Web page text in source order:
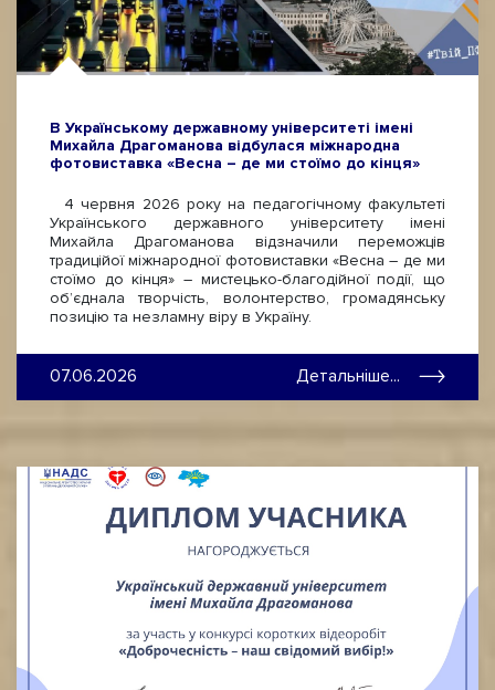
В Українському державному університеті імені
Михайла Драгоманова відбулася міжнародна
фотовиставка «Весна – де ми стоїмо до кінця»
4 червня 2026 року на педагогічному факультеті
Українського державного університету імені
Михайла Драгоманова відзначили переможців
традиційої міжнародної фотовиставки «Весна – де ми
стоїмо до кінця» – мистецько-благодійної події, що
об’єднала творчість, волонтерство, громадянську
позицію та незламну віру в Україну.
07.06.2026 Детальніше...